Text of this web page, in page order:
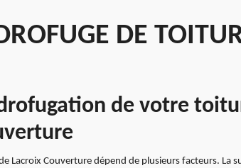
DE
de votre
Lacroix Couverture dépend de plusieurs facteurs. La